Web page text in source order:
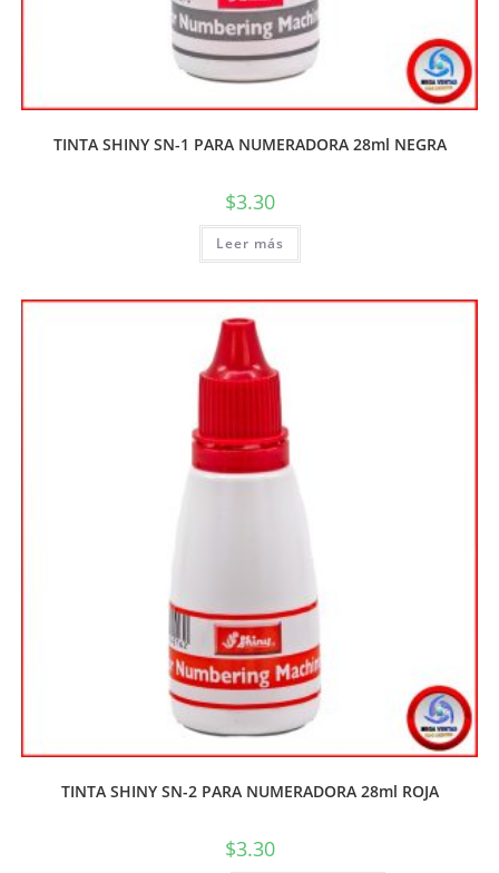
TINTA SHINY SN-1 PARA NUMERADORA 28ml NEGRA
$3.30
Leer más
TINTA SHINY SN-2 PARA NUMERADORA 28ml ROJA
$3.30